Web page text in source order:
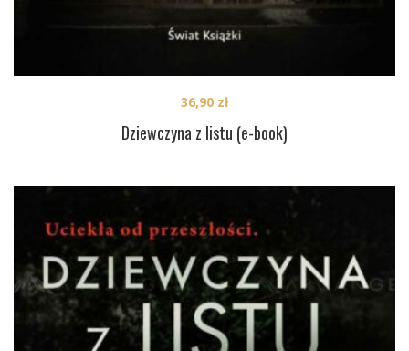
Dziewczyna z listu (e-book)
36,90 zł